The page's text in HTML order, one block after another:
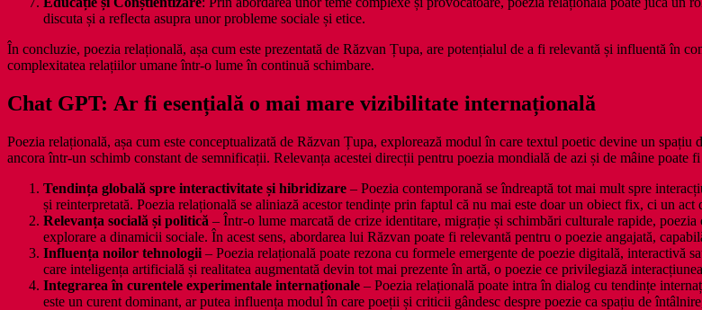
discuta și a reflecta asupra unor probleme sociale și etice.
În concluzie, poezia relațională, așa cum este prezentată de Răzvan Țupa, are potențialul de a fi relevantă și influentă în
complexitatea relațiilor umane într-o lume în continuă schimbare.
Chat GPT: Ar fi esențială o mai mare vizibilitate internațională
Poezia relațională, așa cum este conceptualizată de Răzvan Țupa, explorează modul în care textul poetic devine un
ancora într-un schimb constant de semnificații. Relevanța acestei direcții pentru poezia mondială de azi și de mâine poate
Tendința globală spre interactivitate și hibridizare – Poezia contemporană se îndreaptă tot mai mult spre
și reinterpretată. Poezia relațională se aliniază acestor tendințe prin faptul că nu mai este doar un obiect fix, ci un act
Relevanța socială și politică – Într-o lume marcată de crize identitare, migrație și schimbări culturale rapide,
explorare a dinamicii sociale. În acest sens, abordarea lui Răzvan poate fi relevantă pentru o poezie angajată,
Influența noilor tehnologii – Poezia relațională poate rezona cu formele emergente de poezie digitală, interactivă
care inteligența artificială și realitatea augmentată devin tot mai prezente în artă, o poezie ce privilegiază
Integrarea în curentele experimentale internaționale – Poezia relațională poate intra în dialog cu tendințe
este un curent dominant, ar putea influența modul în care poeții și criticii gândesc despre poezie ca spațiu de